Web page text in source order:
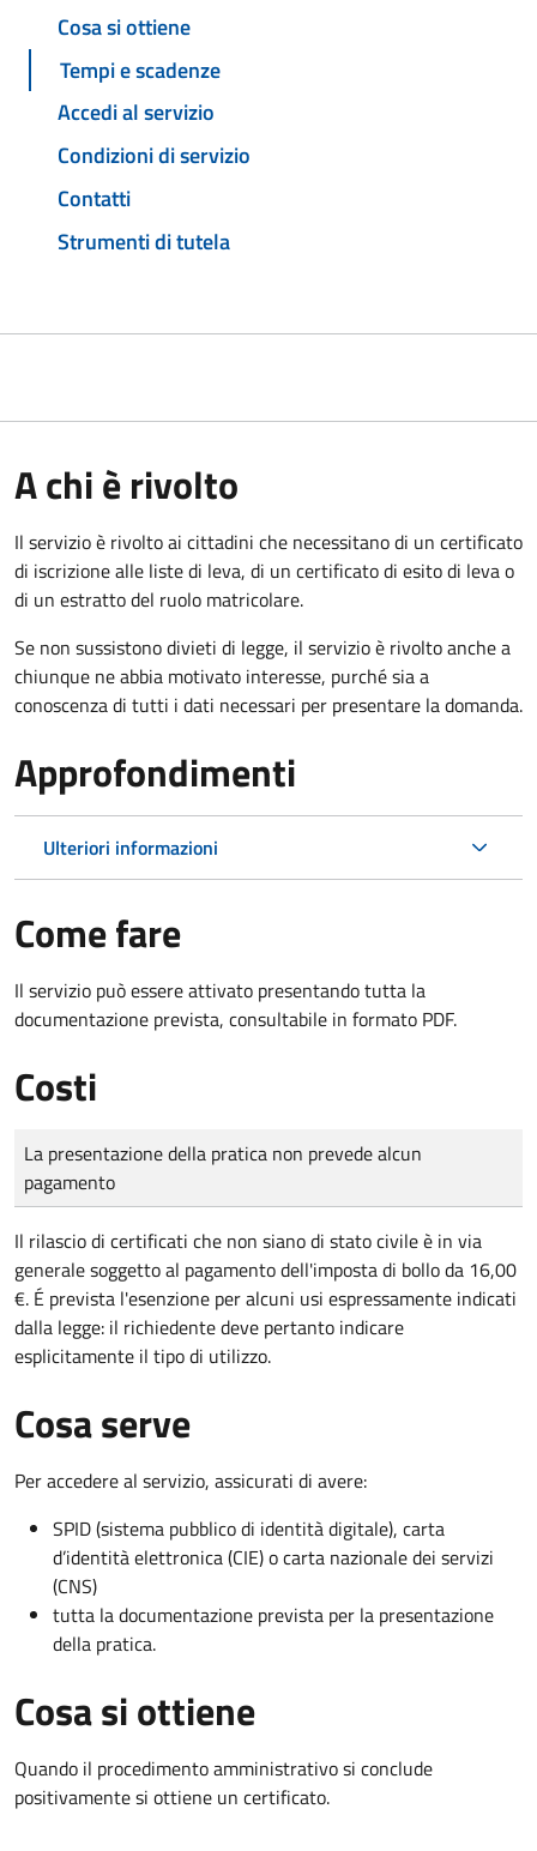
Cosa si ottiene
Tempi e scadenze
Accedi al servizio
Condizioni di servizio
Contatti
Strumenti di tutela
A chi è rivolto
Il servizio è rivolto ai cittadini che necessitano di un certificato
di iscrizione alle liste di leva, di un certificato di esito di leva o
di un estratto del ruolo matricolare.
Se non sussistono divieti di legge, il servizio è rivolto anche a
chiunque ne abbia motivato interesse, purché sia a
conoscenza di tutti i dati necessari per presentare la domanda.
Approfondimenti
Ulteriori informazioni
Come fare
Il servizio può essere attivato presentando tutta la
documentazione prevista, consultabile in formato PDF.
Costi
Tipo di pagamento
Importo
La presentazione della pratica non prevede alcun
pagamento
Il rilascio di certificati che non siano di stato civile è in via
generale soggetto al pagamento dell'imposta di bollo da 16,00
€. É prevista l'esenzione per alcuni usi espressamente indicati
dalla legge: il richiedente deve pertanto indicare
esplicitamente il tipo di utilizzo.
Cosa serve
Per accedere al servizio, assicurati di avere:
SPID (sistema pubblico di identità digitale), carta
d’identità elettronica (CIE) o carta nazionale dei servizi
(CNS)
tutta la documentazione prevista per la presentazione
della pratica.
Cosa si ottiene
Quando il procedimento amministrativo si conclude
positivamente si ottiene un certificato.